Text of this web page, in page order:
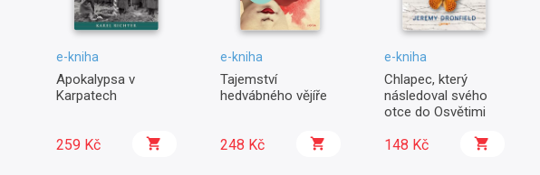
e-kniha
Apokalypsa v
Karpatech
259 Kč
e-kniha
Tajemství
hedvábného vějíře
248 Kč
e-kniha
Chlapec, který
následoval svého
otce do Osvětimi
148 Kč